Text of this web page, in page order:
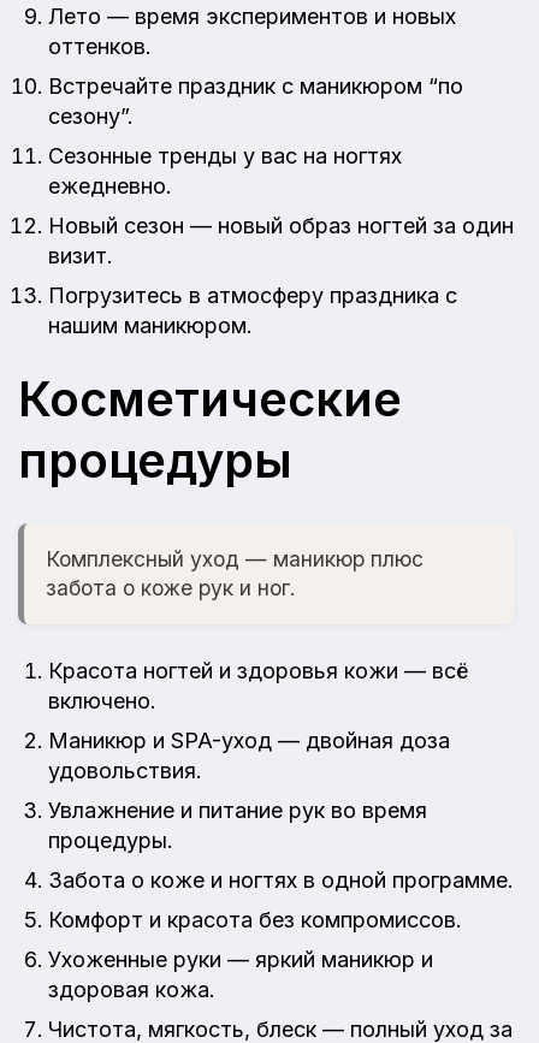
Лето — время экспериментов и новых
оттенков.
Встречайте праздник с маникюром “по
сезону”.
Сезонные тренды у вас на ногтях
ежедневно.
Новый сезон — новый образ ногтей за один
визит.
Погрузитесь в атмосферу праздника с
нашим маникюром.
Косметические
процедуры
Комплексный уход — маникюр плюс
забота о коже рук и ног.
Красота ногтей и здоровья кожи — всё
включено.
Маникюр и SPA-уход — двойная доза
удовольствия.
Увлажнение и питание рук во время
процедуры.
Забота о коже и ногтях в одной программе.
Комфорт и красота без компромиссов.
Ухоженные руки — яркий маникюр и
здоровая кожа.
Чистота, мягкость, блеск — полный уход за